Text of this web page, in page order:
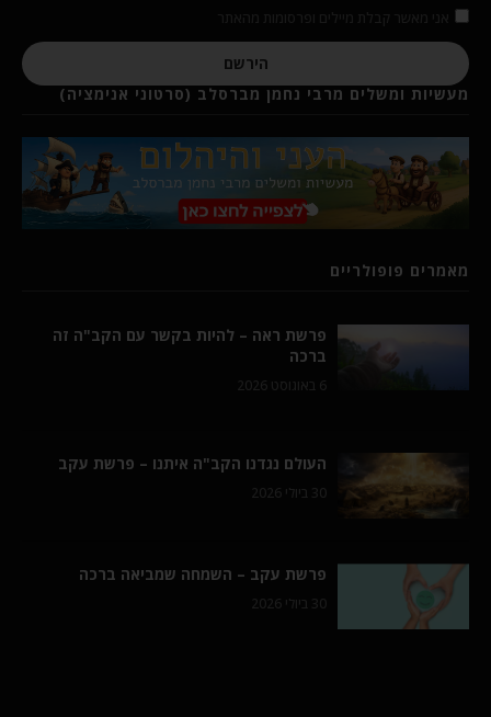
הירשם
מעשיות ומשלים מרבי נחמן מברסלב (סרטוני אנימציה)
מאמרים פופולריים
פרשת ראה – להיות בקשר עם הקב"ה זה
ברכה
6 באוגוסט 2026
העולם נגדנו הקב"ה איתנו – פרשת עקב
30 ביולי 2026
פרשת עקב – השמחה שמביאה ברכה
30 ביולי 2026